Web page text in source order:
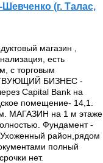
(г. Талас,
магазин ,
есть
с торговым
БИЗНЕС -
Capital Bank на
помещение- 14,1.
МАГАЗИН на 1 м этаже
Фундамент -
район,рядом
полный
нет.